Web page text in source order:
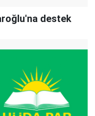
destek